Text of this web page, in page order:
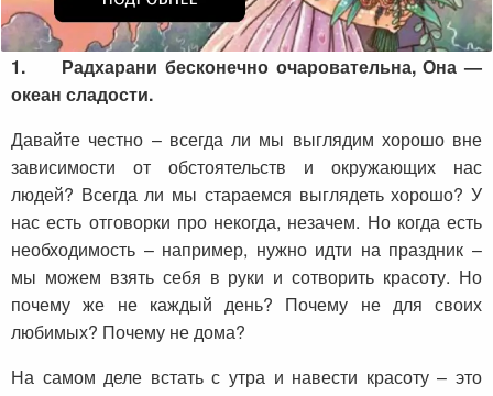
1. Радхарани бесконечно очаровательна, Она —
океан сладости.
Давайте честно – всегда ли мы выглядим хорошо вне
зависимости от обстоятельств и окружающих нас
людей? Всегда ли мы стараемся выглядеть хорошо? У
нас есть отговорки про некогда, незачем. Но когда есть
необходимость – например, нужно идти на праздник –
мы можем взять себя в руки и сотворить красоту. Но
почему же не каждый день? Почему не для своих
любимых? Почему не дома?
На самом деле встать с утра и навести красоту – это